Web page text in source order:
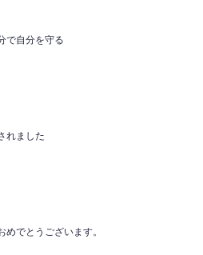
で自分を守る
れました
めでとうございます。